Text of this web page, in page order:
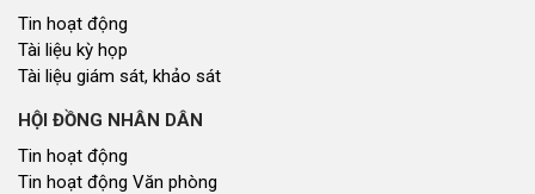
Tin hoạt động
Tài liệu kỳ họp
Tài liệu giám sát, khảo sát
HỘI ĐỒNG NHÂN DÂN
Tin hoạt động
Tin hoạt động Văn phòng